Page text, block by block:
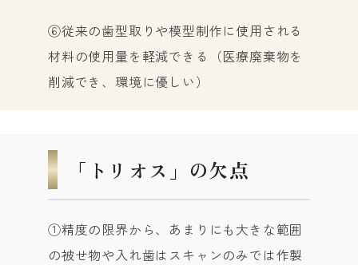
⑥従来の歯型取りや模型制作に使用される
材料の使用量を軽減できる（医療廃棄物を
削減でき、環境に優しい）
「トリオス」の欠点
①精度の限界から、あまりにも大きな範囲
の被せ物や入れ歯はスキャンのみでは作製